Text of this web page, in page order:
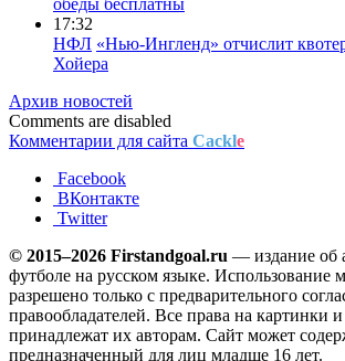
обеды бесплатны
17:32
НФЛ «Нью-Ингленд» отчислит
Хойера
Архив новостей
Comments are disabled
Комментарии для сайта Cackle
Facebook
ВКонтакте
Twitter
© 2015–2026 Firstandgoal.ru — издание об
футболе на русском языке. Использование
разрешено только с предварительного
правообладателей. Все права на картинки
принадлежат их авторам. Сайт может
предназначенный для лиц младше 16 лет.